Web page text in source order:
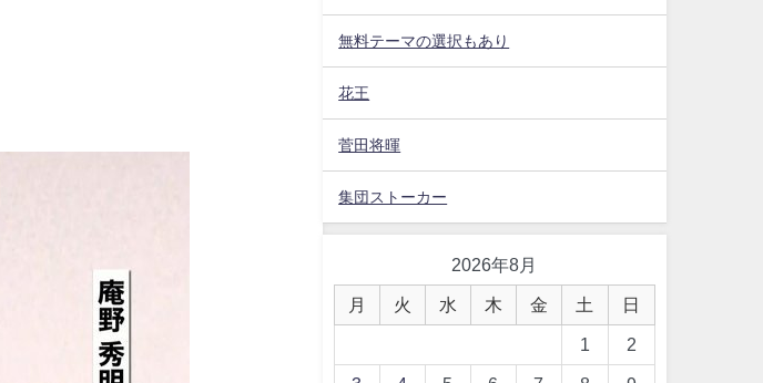
無料テーマの選択もあり
花王
菅田将暉
集団ストーカー
2026年8月
月 火 水 木 金 土 日
1 2